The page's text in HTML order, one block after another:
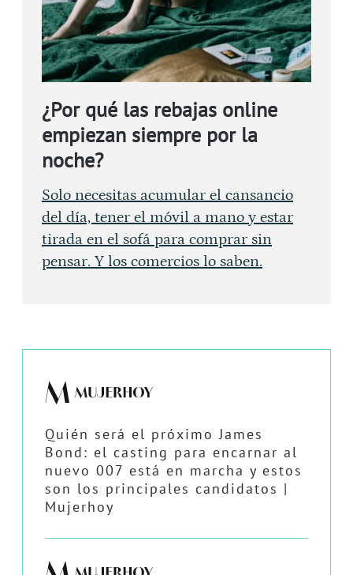
¿Por qué las rebajas online
empiezan siempre por la
noche?
Solo necesitas acumular el cansancio
del día, tener el móvil a mano y estar
tirada en el sofá para comprar sin
pensar. Y los comercios lo saben.
Quién será el próximo James
Bond: el casting para encarnar al
nuevo 007 está en marcha y estos
son los principales candidatos |
Mujerhoy